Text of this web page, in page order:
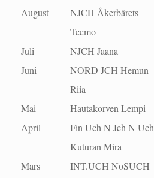
August
NJCH Åkerbärets
Teemo
Juli NJCH Jaana
Juni
NORD JCH Hemun
Riia
Mai Hautakorven Lempi
April
Fin Uch N Jch N Uch
Kuturan Mira
Mars
INT.UCH NoSUCH